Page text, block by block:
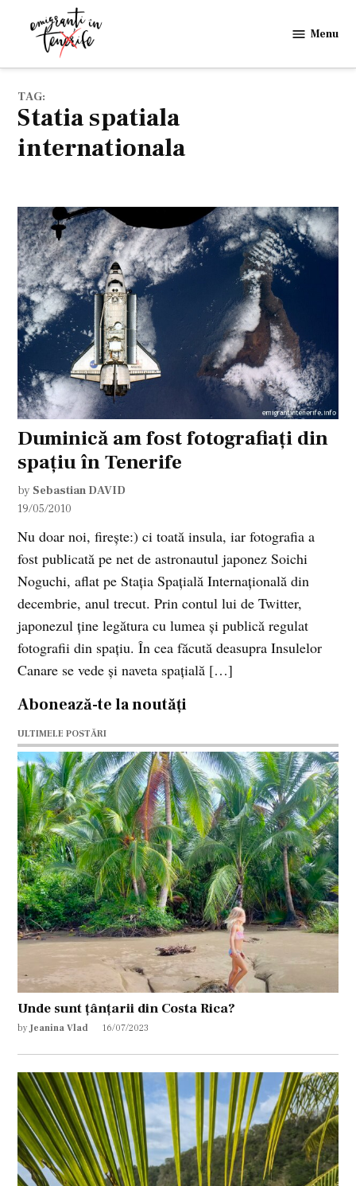
in
Menu
TAG:
statia spatiala
internationala
Duminică am fost fotografiaţi din
spaţiu în Tenerife
by Sebastian DAVID
19/05/2010
Nu doar noi, fireşte:) ci toată insula, iar fotografia a
fost publicată pe net de astronautul japonez Soichi
Noguchi, aflat pe Staţia Spaţială Internaţională din
decembrie, anul trecut. Prin contul lui de Twitter,
japonezul ţine legătura cu lumea şi publică regulat
fotografii din spaţiu. În cea făcută deasupra Insulelor
Canare se vede şi naveta spaţială […]
Abonează-te la noutăți
ULTIMELE POSTĂRI
Unde sunt țânțarii din Costa Rica?
by Jeanina Vlad 16/07/2023